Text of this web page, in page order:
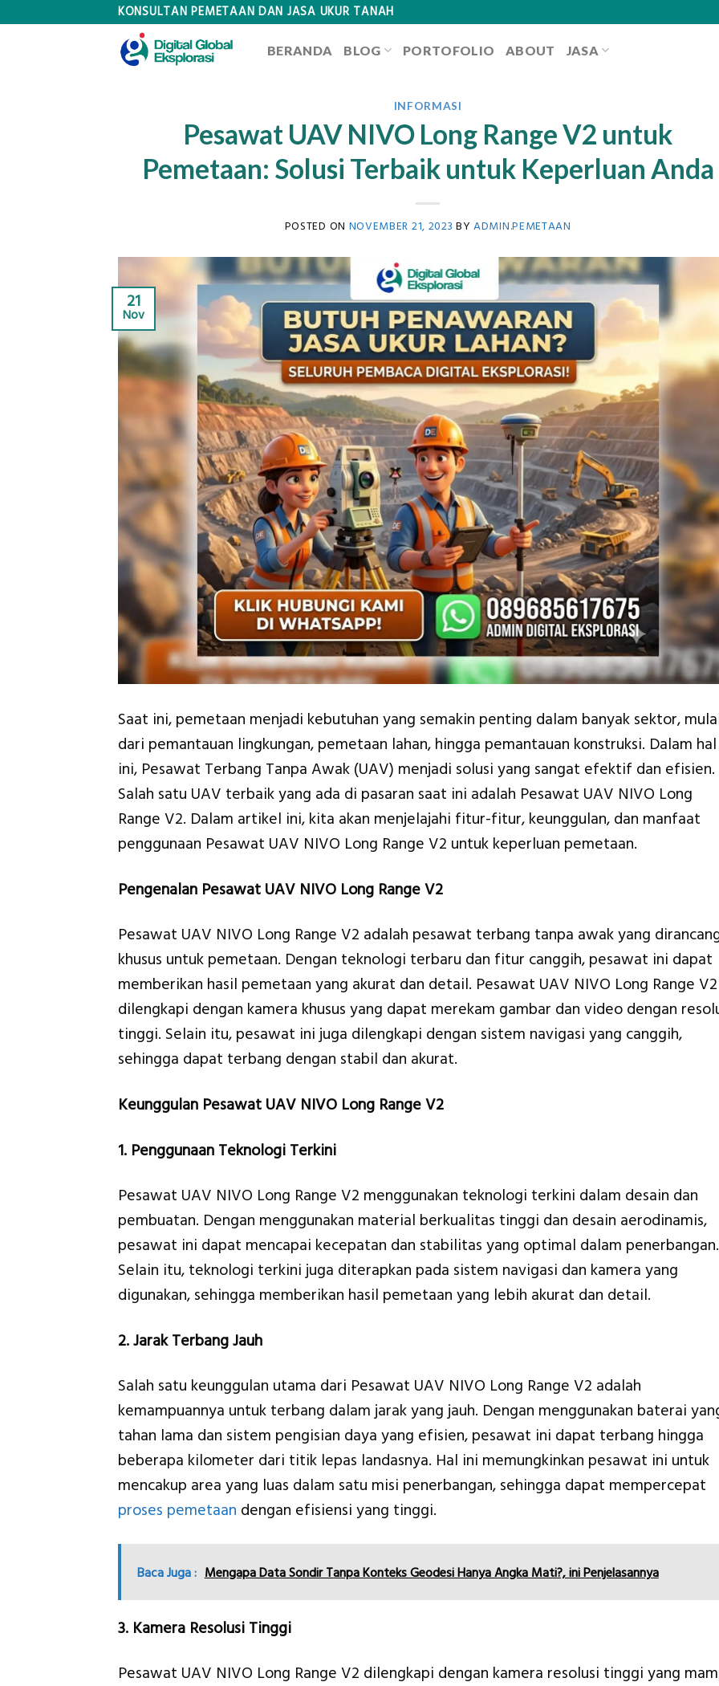
KONSULTAN PEMETAAN DAN JASA UKUR TANAH
BERANDA BLOG PORTOFOLIO ABOUT JASA
INFORMASI
Pesawat UAV NIVO Long Range V2 untuk
Pemetaan: Solusi Terbaik untuk Keperluan Anda
POSTED ON NOVEMBER 21, 2023 BYADMIN.PEMETAAN
21
Nov
Saat ini, pemetaan menjadi kebutuhan yang semakin penting dalam banyak sektor,
dari pemantauan lingkungan, pemetaan lahan, hingga pemantauan konstruksi. Dalam hal
ini, Pesawat Terbang Tanpa Awak (UAV) menjadi solusi yang sangat efektif dan efisien.
Salah satu UAV terbaik yang ada di pasaran saat ini adalah Pesawat UAV NIVO Long
Range V2. Dalam artikel ini, kita akan menjelajahi fitur-fitur, keunggulan, dan manfaat
penggunaan Pesawat UAV NIVO Long Range V2 untuk keperluan pemetaan.
Pengenalan Pesawat UAV NIVO Long Range V2
Pesawat UAV NIVO Long Range V2 adalah pesawat terbang tanpa awak yang
khusus untuk pemetaan. Dengan teknologi terbaru dan fitur canggih, pesawat ini dapat
memberikan hasil pemetaan yang akurat dan detail. Pesawat UAV NIVO Long Range V2
dilengkapi dengan kamera khusus yang dapat merekam gambar dan video dengan
tinggi. Selain itu, pesawat ini juga dilengkapi dengan sistem navigasi yang canggih,
sehingga dapat terbang dengan stabil dan akurat.
Keunggulan Pesawat UAV NIVO Long Range V2
1. Penggunaan Teknologi Terkini
Pesawat UAV NIVO Long Range V2 menggunakan teknologi terkini dalam desain dan
pembuatan. Dengan menggunakan material berkualitas tinggi dan desain aerodinamis,
pesawat ini dapat mencapai kecepatan dan stabilitas yang optimal dalam penerbangan.
Selain itu, teknologi terkini juga diterapkan pada sistem navigasi dan kamera yang
digunakan, sehingga memberikan hasil pemetaan yang lebih akurat dan detail.
2. Jarak Terbang Jauh
Salah satu keunggulan utama dari Pesawat UAV NIVO Long Range V2 adalah
kemampuannya untuk terbang dalam jarak yang jauh. Dengan menggunakan baterai
tahan lama dan sistem pengisian daya yang efisien, pesawat ini dapat terbang hingga
beberapa kilometer dari titik lepas landasnya. Hal ini memungkinkan pesawat ini untuk
mencakup area yang luas dalam satu misi penerbangan, sehingga dapat mempercepat
proses pemetaan dengan efisiensi yang tinggi.
Baca Juga : Mengapa Data Sondir Tanpa Konteks Geodesi Hanya Angka Mati?, ini Penjelasannya
3. Kamera Resolusi Tinggi
Pesawat UAV NIVO Long Range V2 dilengkapi dengan kamera resolusi tinggi yang